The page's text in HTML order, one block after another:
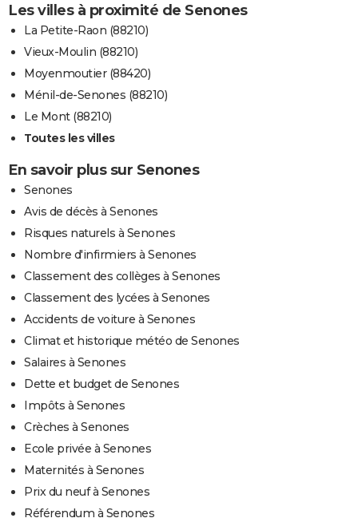
Les villes à proximité de Senones
La Petite-Raon (88210)
Vieux-Moulin (88210)
Moyenmoutier (88420)
Ménil-de-Senones (88210)
Le Mont (88210)
Toutes les villes
En savoir plus sur Senones
Senones
Avis de décès à Senones
Risques naturels à Senones
Nombre d'infirmiers à Senones
Classement des collèges à Senones
Classement des lycées à Senones
Accidents de voiture à Senones
Climat et historique météo de Senones
Salaires à Senones
Dette et budget de Senones
Impôts à Senones
Crèches à Senones
Ecole privée à Senones
Maternités à Senones
Prix du neuf à Senones
Référendum à Senones